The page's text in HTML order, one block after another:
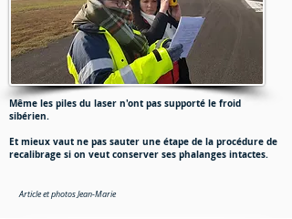
Même les piles du laser n'ont pas supporté le froid
sibérien.
Et mieux vaut ne pas sauter une étape de la procédure de
recalibrage si on veut conserver ses phalanges intactes.
Article et photos Jean-Marie